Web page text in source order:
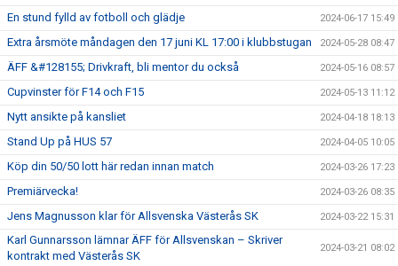
En stund fylld av fotboll och glädje 2024-06-17 15:49
Extra årsmöte måndagen den 17 juni KL 17:00 i klubbstugan 2024-05-28 08:47
ÄFF &#128155; Drivkraft, bli mentor du också 2024-05-16 08:57
Cupvinster för F14 och F15 2024-05-13 11:12
Nytt ansikte på kansliet 2024-04-18 18:13
Stand Up på HUS 57 2024-04-05 10:05
Köp din 50/50 lott här redan innan match 2024-03-26 17:23
Premiärvecka! 2024-03-26 08:35
Jens Magnusson klar för Allsvenska Västerås SK 2024-03-22 15:31
Karl Gunnarsson lämnar ÄFF för Allsvenskan – Skriver
kontrakt med Västerås SK
2024-03-21 08:02